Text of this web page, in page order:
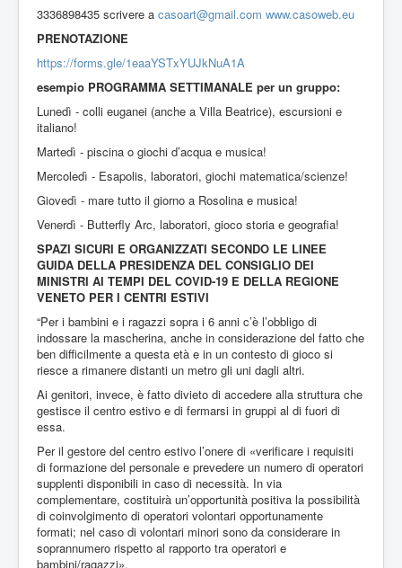
3336898435 scrivere a casoart@gmail.com www.casoweb.eu
PRENOTAZIONE
https://forms.gle/1eaaYSTxYUJkNuA1A
esempio PROGRAMMA SETTIMANALE per un gruppo:
Lunedì - colli euganei (anche a Villa Beatrice), escursioni e
italiano!
Martedì - piscina o giochi d’acqua e musica!
Mercoledì - Esapolis, laboratori, giochi matematica/scienze!
Giovedì - mare tutto il giorno a Rosolina e musica!
Venerdì - Butterfly Arc, laboratori, gioco storia e geografia!
SPAZI SICURI E ORGANIZZATI SECONDO LE LINEE
GUIDA DELLA PRESIDENZA DEL CONSIGLIO DEI
MINISTRI AI TEMPI DEL COVID-19 E DELLA REGIONE
VENETO PER I CENTRI ESTIVI
“Per i bambini e i ragazzi sopra i 6 anni c’è l’obbligo di
indossare la mascherina, anche in considerazione del fatto che
ben difficilmente a questa età e in un contesto di gioco si
riesce a rimanere distanti un metro gli uni dagli altri.
Ai genitori, invece, è fatto divieto di accedere alla struttura che
gestisce il centro estivo e di fermarsi in gruppi al di fuori di
essa.
Per il gestore del centro estivo l’onere di «verificare i requisiti
di formazione del personale e prevedere un numero di operatori
supplenti disponibili in caso di necessità. In via
complementare, costituirà un’opportunità positiva la possibilità
di coinvolgimento di operatori volontari opportunamente
formati; nel caso di volontari minori sono da considerare in
soprannumero rispetto al rapporto tra operatori e
bambini/ragazzi».